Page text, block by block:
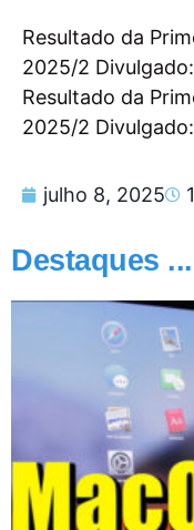
Resultado da
2025/2
Resultado da
2025/2
julho 8, 2025
Destaques ...